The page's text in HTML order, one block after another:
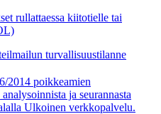
rullattaessa kiitotielle tai
turvallisuustilanne
2014 poikkeamien
ja seurannasta
Ulkoinen verkkopalvelu.